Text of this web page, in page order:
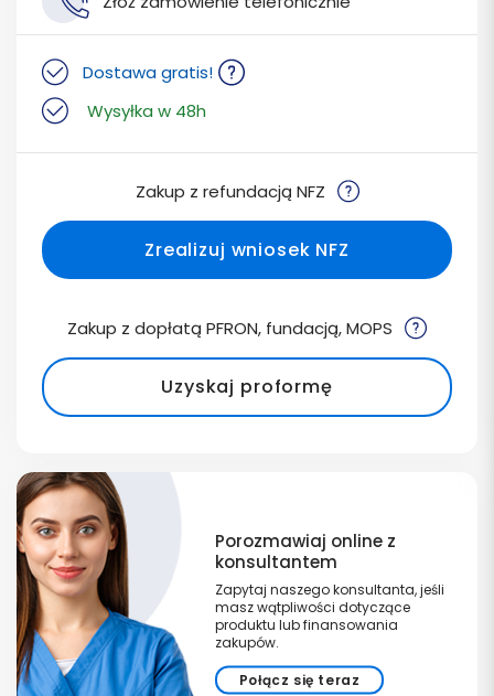
Dostawa gratis!
Wysyłka w 48h
Zakup z refundacją NFZ
Zrealizuj wniosek NFZ
Zakup z dopłatą PFRON, fundacją, MOPS
Uzyskaj proformę
Porozmawiaj online z
konsultantem
Zapytaj naszego konsultanta, jeśli
masz wątpliwości dotyczące
produktu lub finansowania
zakupów.
Połącz się teraz